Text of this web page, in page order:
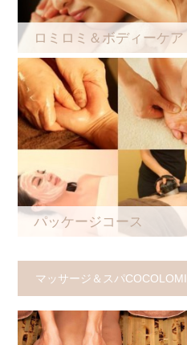
ロミロミ＆ボディーケア
パッケージコース
マッサージ＆スパCOCOLOMI